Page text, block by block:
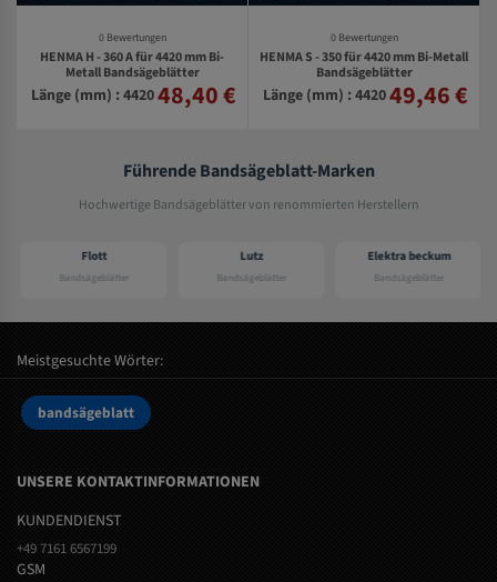
0 Bewertungen
HENMA H - 360 A für 4420 mm Bi-
Metall Bandsägeblätter
Länge (mm) : 442048,40 €
0 Bewertungen
HENMA S - 350 für 4420 mm Bi-Metall
Bandsägeblätter
Länge (mm) : 442049,46 €
Führende Bandsägeblatt-Marken
Hochwertige Bandsägeblätter von renommierten Herstellern
Flott
Bandsägeblätter
Lutz
Bandsägeblätter
Elektra beckum
Bandsägeblätter
Meistgesuchte Wörter:
bandsägeblatt
UNSERE KONTAKTINFORMATIONEN
KUNDENDIENST
+49 7161 6567199
GSM